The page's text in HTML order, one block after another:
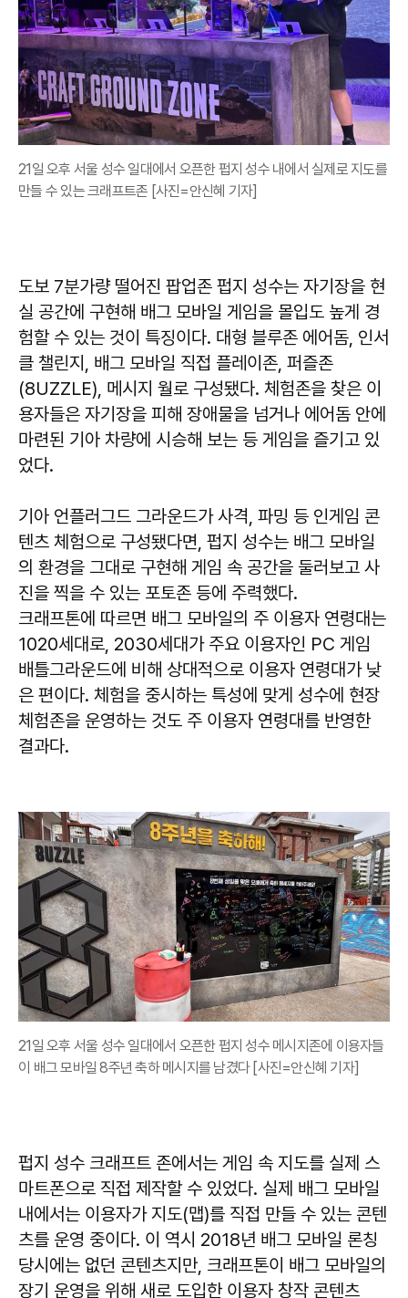
21일 오후 서울 성수 일대에서 오픈한 펍지 성수 내에서 실제로 지도를
만들 수 있는 크래프트존 [사진=안신혜 기자]
도보 7분가량 떨어진 팝업존 펍지 성수는 자기장을 현
실 공간에 구현해 배그 모바일 게임을 몰입도 높게 경
험할 수 있는 것이 특징이다. 대형 블루존 에어돔, 인서
클 챌린지, 배그 모바일 직접 플레이존, 퍼즐존
(8UZZLE), 메시지 월로 구성됐다. 체험존을 찾은 이
용자들은 자기장을 피해 장애물을 넘거나 에어돔 안에
마련된 기아 차량에 시승해 보는 등 게임을 즐기고 있
었다.
기아 언플러그드 그라운드가 사격, 파밍 등 인게임 콘
텐츠 체험으로 구성됐다면, 펍지 성수는 배그 모바일
의 환경을 그대로 구현해 게임 속 공간을 둘러보고 사
진을 찍을 수 있는 포토존 등에 주력했다.
크래프톤에 따르면 배그 모바일의 주 이용자 연령대는
1020세대로, 2030세대가 주요 이용자인 PC 게임
배틀그라운드에 비해 상대적으로 이용자 연령대가 낮
은 편이다. 체험을 중시하는 특성에 맞게 성수에 현장
체험존을 운영하는 것도 주 이용자 연령대를 반영한
결과다.
21일 오후 서울 성수 일대에서 오픈한 펍지 성수 메시지존에 이용자들
이 배그 모바일 8주년 축하 메시지를 남겼다 [사진=안신혜 기자]
펍지 성수 크래프트 존에서는 게임 속 지도를 실제 스
마트폰으로 직접 제작할 수 있었다. 실제 배그 모바일
내에서는 이용자가 지도(맵)를 직접 만들 수 있는 콘텐
츠를 운영 중이다. 이 역시 2018년 배그 모바일 론칭
당시에는 없던 콘텐츠지만, 크래프톤이 배그 모바일의
장기 운영을 위해 새로 도입한 이용자 창작 콘텐츠